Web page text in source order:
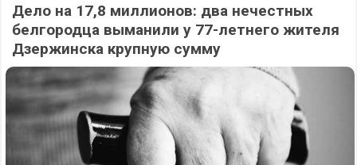
Дело на 17,8 миллионов: два нечестных
белгородца выманили у 77-летнего жителя
Дзержинска крупную сумму